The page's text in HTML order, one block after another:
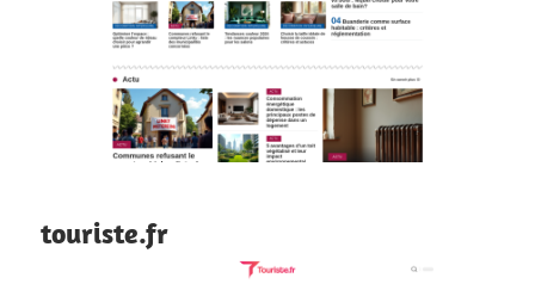
touriste.fr